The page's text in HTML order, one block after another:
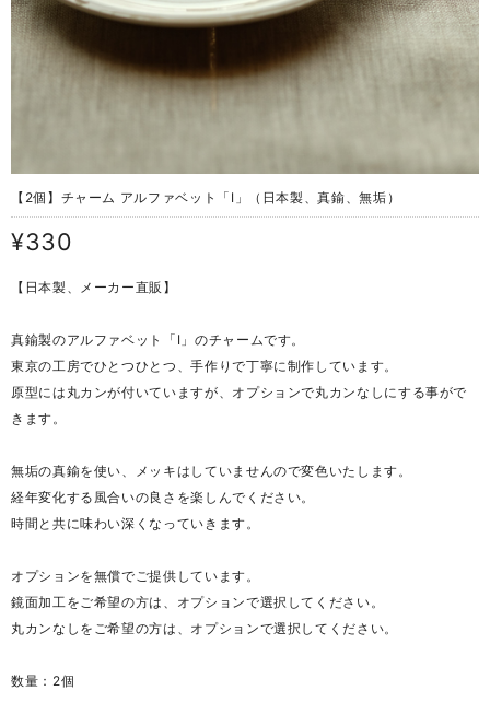
【2個】チャーム アルファベット「I」（日本製、真鍮、無垢）
¥330
【日本製、メーカー直販】
真鍮製のアルファベット「I」のチャームです。
東京の工房でひとつひとつ、手作りで丁寧に制作しています。
原型には丸カンが付いていますが、オプションで丸カンなしにする事がで
きます。
無垢の真鍮を使い、メッキはしていませんので変色いたします。
経年変化する風合いの良さを楽しんでください。
時間と共に味わい深くなっていきます。
オプションを無償でご提供しています。
鏡面加工をご希望の方は、オプションで選択してください。
丸カンなしをご希望の方は、オプションで選択してください。
数量：2個